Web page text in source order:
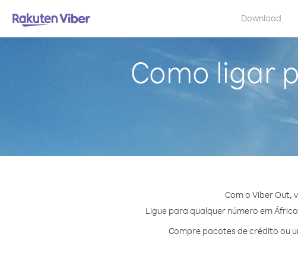
Download
Como ligar
Com o Viber Out,
Ligue para qualquer número em
Compre pacotes de crédito ou